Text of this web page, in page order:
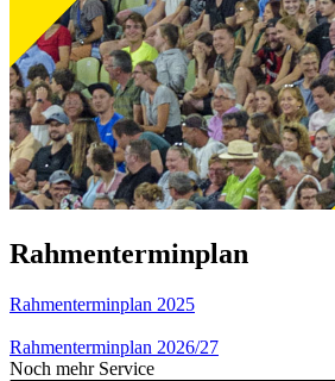
Rahmenterminplan
Rahmenterminplan 2025
Rahmenterminplan 2026/27
Noch mehr Service